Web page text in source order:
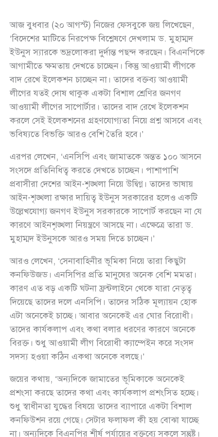
আজ বুধবার (২০ আগস্ট) নিজের ফেসবুকে জয় লিখেছেন,
‘বিদেশের মাটিতে নিরপেক্ষ বিশ্লেষণে দেখলাম ড. মুহাম্মদ
ইউনুস স্যারকে ভদ্রলোকরা দুর্দান্ত পছন্দ করছেন। বিএনপিকে
আগামীতে ক্ষমতায় দেখতে চাচ্ছেন। কিন্তু আওয়ামী লীগকে
বাদ রেখে ইলেকশন চাচ্ছেন না। তাদের বক্তব্য আওয়ামী
লীগের যতই দোষ থাকুক একটা বিশাল শ্রেণির জনগণ
আওয়ামী লীগের সাপোর্টার। তাদের বাদ রেখে ইলেকশন
করলে সেই ইলেকশনের গ্রহণযোগ্যতা নিয়ে প্রশ্ন আসবে এবং
ভবিষ্যতে বিভক্তি আরও বেশি তৈরি হবে।’
এরপর লেখেন, ‘এনসিপি এবং জামাতকে অন্তত ১০০ আসনে
সংসদে প্রতিনিধিত্ব করতে দেখতে চাচ্ছেন। পাশাপাশি
প্রবাসীরা দেশের আইন-শৃঙ্খলা নিয়ে উদ্বিগ্ন। তাদের ভাষায়
আইন-শৃঙ্খলা রক্ষার দায়িত্ব ইউনুস সরকারের হলেও একটি
উল্লেখযোগ্য জনগণ ইউনুস সরকারকে সাপোর্ট করছেন না যে
কারণে আইনশৃঙ্খলা নিয়ন্ত্রণে আসছে না। এক্ষেত্রে তারা ড.
মুহাম্মদ ইউনুসকে আরও সময় দিতে চাচ্ছেন।’
আরও লেখেন, ‘সেনাবাহিনীর ভূমিকা নিয়ে তারা কিছুটা
কনফিউজড। এনসিপির প্রতি মানুষের অনেক বেশি মমতা।
কারণ এত বড় একটি ঘটনা ফ্রন্টলাইনে থেকে যারা নেতৃত্ব
দিয়েছে তাদের দলে এনসিপি। তাদের সঠিক মূল্যায়ন হোক
এটা অনেকেই চাচ্ছে। আবার অনেকেই এর ঘোর বিরোধী।
তাদের কার্যকলাপ এবং কথা বলার ধরণের কারণে অনেকে
বিরক্ত। শুধু আওয়ামী লীগ বিরোধী ক্যাম্পেইন করে সংসদ
সদস্য হওয়া কঠিন একথা অনেকে বলছে।’
জয়ের কথায়, ‘অন্যদিকে জামাতের ভূমিকাকে অনেকেই
প্রশংসা করছে তাদের কথা এবং কার্যকলাপ প্রশংসিত হচ্ছে।
শুধু স্বাধীনতা যুদ্ধের বিষয়ে তাদের ব্যাপারে একটা বিশাল
কনফিউশন রয়ে গেছে। সেটার ফলাফল কী হয় বোঝা যাচ্ছে
না। অন্যদিকে বিএনপির শীর্ষ পর্যায়ের বক্তব্যে সকলে সন্তুষ্ট।